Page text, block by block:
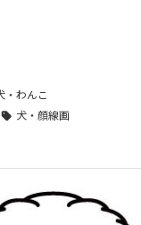
・わんこ
犬・顔線画